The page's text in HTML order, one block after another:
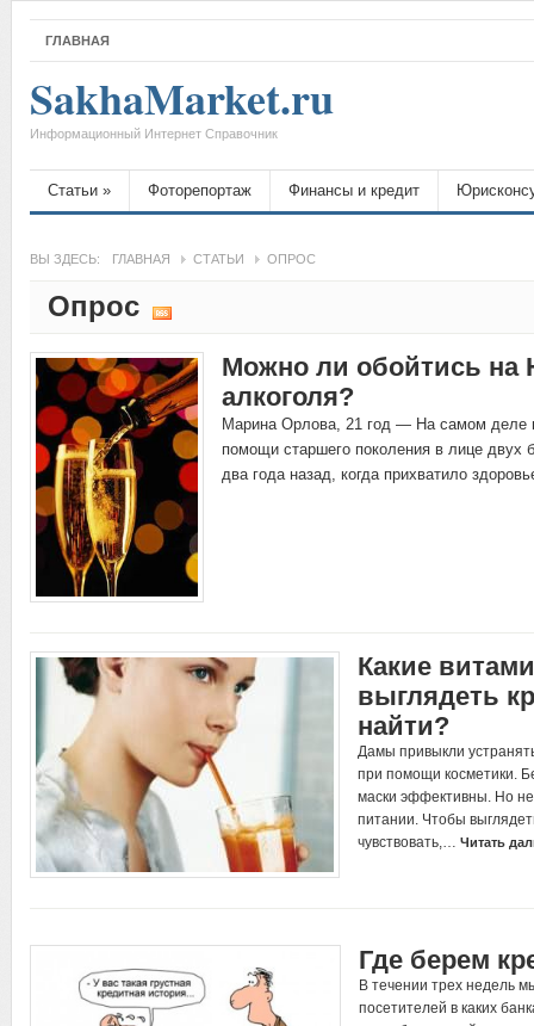
ГЛАВНАЯ
SakhaMarket.ru
Информационный Интернет Справочник
Статьи » Фоторепортаж Финансы и кредит
ВЫ ЗДЕСЬ: ГЛАВНАЯ СТАТЬИ ОПРОС
Опрос
Можно ли обойтись на
алкоголя?
Марина Орлова, 21 год — На самом деле
помощи старшего поколения в лице двух
два года назад, когда прихватило
Какие
выглядеть
найти?
Дамы привыкли
при помощи косметики.
маски эффективны. Но
питании. Чтобы
чувствовать,… Читать
Где берем
В течении трех недель
посетителей в каких